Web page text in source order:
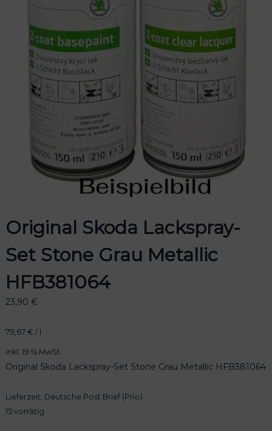
Original Skoda Lackspray-
Set Stone Grau Metallic
HFB381064
23,90 €
79,67 € /
inkl. 19 % MwSt.
Original Skoda Lackspray-Set Stone Grau Metallic HFB381064
Lieferzeit: Deutsche Post Brief (Prio)
15 vorrätig